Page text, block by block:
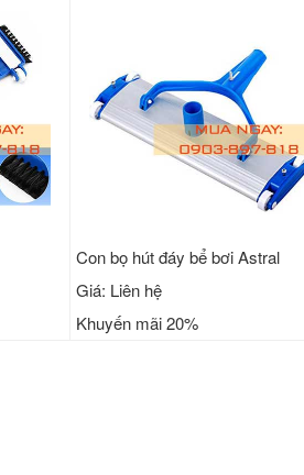
Con bọ hút đáy bể bơi Astral
Giá: Liên hệ
Khuyến mãi 20%